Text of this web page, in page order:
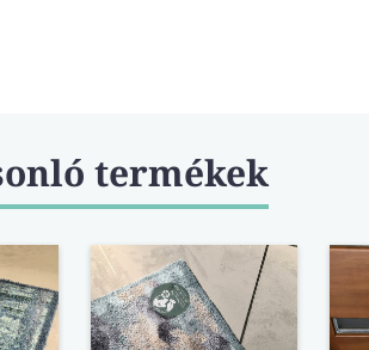
termékek